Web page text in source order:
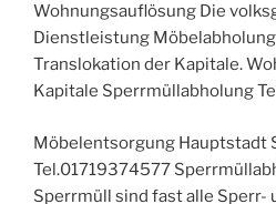
Wohnungsauflösung Die
Dienstleistung
Translokation der Kapitale.
Kapitale Sperrmüllabholung
Möbelentsorgung Hauptstadt
Tel.01719374577
Sperrmüll sind fast alle Sperr-